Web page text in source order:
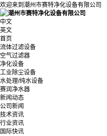
欢迎来到潮州市赛特净化设备有限公司
中文
英文
首页
流体过滤设备
空气过滤器
净化设备
工业除尘设备
水处理/纯水设备
赛润净水器
新闻动态
公司新闻
技术资讯
行业资讯
国际快讯